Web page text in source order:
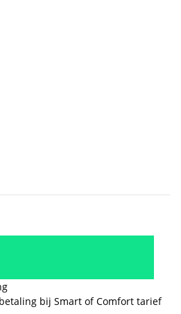
bij Smart of Comfort tarief